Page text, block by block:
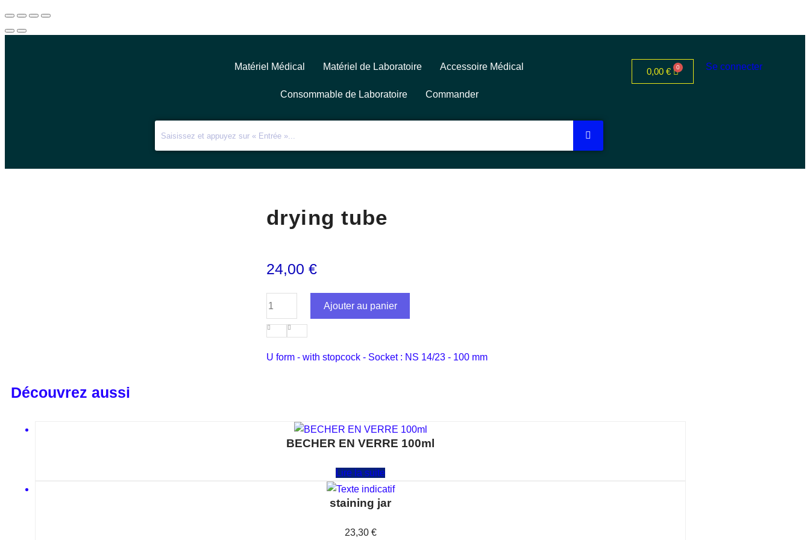
Matériel Médical Matériel de Laboratoire Accessoire Médical
Consommable de Laboratoire Commander
0,00 € Se connecter
drying tube
24,00€
Ajouter au panier
U form - with stopcock - Socket : NS 14/23 - 100 mm
Découvrez aussi
BECHER EN VERRE 100ml
Lire la suite
staining jar
23,30 €